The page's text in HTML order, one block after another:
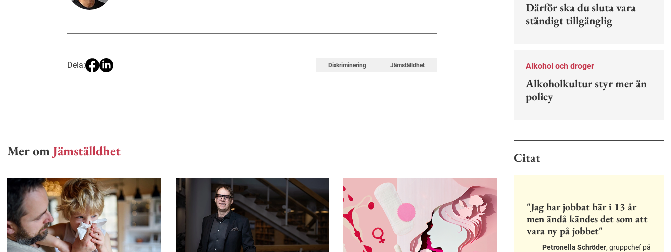
Dela: Diskriminering Jämställdhet
Mer om Jämställdhet
Därför ska du sluta vara
ständigt tillgänglig
Alkohol och droger
Alkoholkultur styr mer än
policy
Citat
"Jag har jobbat här i 13 år
men ändå kändes det som att
vara ny på jobbet"
Petronella Schröder, gruppchef på